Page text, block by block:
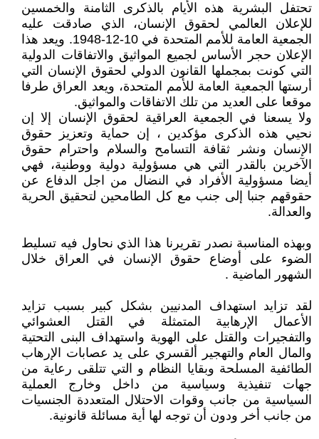
تحتفل البشرية هذه الأيام بالذكرى الثامنة والخمسين
للإعلان العالمي لحقوق الإنسان، الذي صادقت عليه
الجمعية العامة للأمم المتحدة في 10-12-1948. ويعد هذا
الإعلان حجر الأساس لجميع المواثيق والاتفاقات الدولية
التي كونت بمجملها القانون الدولي لحقوق الإنسان التي
أرستها الجمعية العامة للأمم المتحدة، ويعد العراق طرفا
موقعا على العديد من تلك الاتفاقات والمواثيق.
ولا يسعنا في الجمعية العراقية لحقوق الإنسان إلا إن
نحيي هذه الذكرى مؤكدين ، إن حماية وتعزيز حقوق
الإنسان ونشر ثقافة التسامح والسلام واحترام حقوق
الآخرين بالقدر التي هي مسؤولية دولية ووطنية، فهي
أيضا مسؤولية الأفراد في النضال من اجل الدفاع عن
حقوقهم جنبا إلى جنب مع كل الطامحين لتحقيق الحرية
والعدالة.
وبهذه المناسبة نصدر تقريرنا هذا الذي نحاول فيه تسليط
الضوء على أوضاع حقوق الإنسان في العراق خلال
الشهور الماضية .
لقد تزايد استهداف المدنيين بشكل كبير بسبب تزايد
الأعمال الإرهابية المتمثلة في القتل العشوائي
والتفجيرات والقتل على الهوية واستهداف البنى التحتية
والمال العام والتهجير ألقسري على يد عصابات الإرهاب
الطائفية المسلحة وبقايا النظام و التي تتلقى رعاية من
جهات تنفيذية وسياسية من داخل وخارج العملية
السياسية من جانب وقوات الاحتلال المتعددة الجنسيات
من جانب أخر ودون أن توجه لها أية مسائلة قانونية.